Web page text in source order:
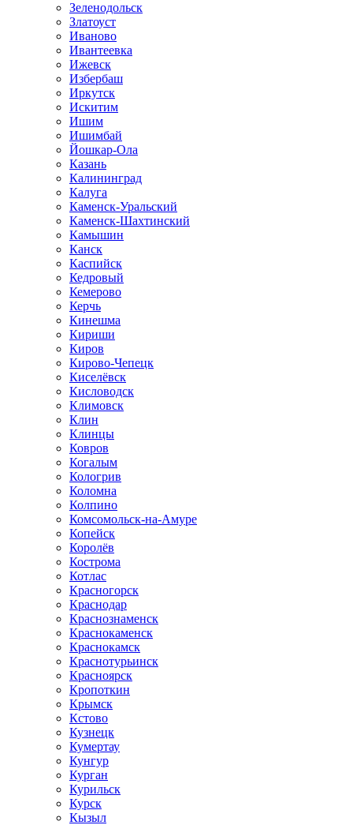
Зеленодольск
Златоуст
Иваново
Ивантеевка
Ижевск
Избербаш
Иркутск
Искитим
Ишим
Ишимбай
Йошкар-Ола
Казань
Калининград
Калуга
Каменск-Уральский
Каменск-Шахтинский
Камышин
Канск
Каспийск
Кедровый
Кемерово
Керчь
Кинешма
Кириши
Киров
Кирово-Чепецк
Киселёвск
Кисловодск
Климовск
Клин
Клинцы
Ковров
Когалым
Кологрив
Коломна
Колпино
Комсомольск-на-Амуре
Копейск
Королёв
Кострома
Котлас
Красногорск
Краснодар
Краснознаменск
Краснокаменск
Краснокамск
Краснотурьинск
Красноярск
Кропоткин
Крымск
Кстово
Кузнецк
Кумертау
Кунгур
Курган
Курильск
Курск
Кызыл